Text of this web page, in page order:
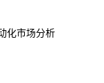
市场分析